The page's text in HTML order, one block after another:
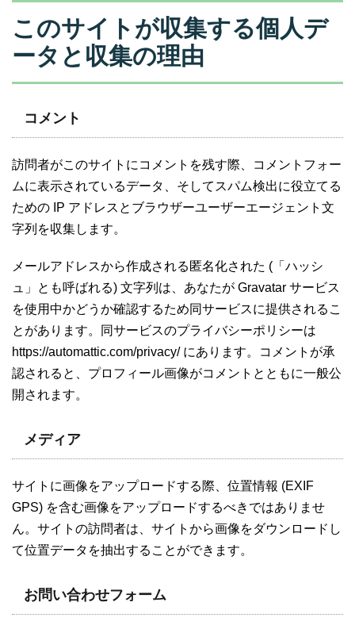
このサイトが収集する個人デ
ータと収集の理由
コメント
訪問者がこのサイトにコメントを残す際、コメントフォー
ムに表示されているデータ、そしてスパム検出に役立てる
ための IP アドレスとブラウザーユーザーエージェント文
字列を収集します。
メールアドレスから作成される匿名化された (「ハッシ
ュ」とも呼ばれる) 文字列は、あなたが Gravatar サービス
を使用中かどうか確認するため同サービスに提供されるこ
とがあります。同サービスのプライバシーポリシーは
https://automattic.com/privacy/ にあります。コメントが承
認されると、プロフィール画像がコメントとともに一般公
開されます。
メディア
サイトに画像をアップロードする際、位置情報 (EXIF
GPS) を含む画像をアップロードするべきではありませ
ん。サイトの訪問者は、サイトから画像をダウンロードし
て位置データを抽出することができます。
お問い合わせフォーム